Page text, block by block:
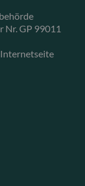
Nr. GP 99011